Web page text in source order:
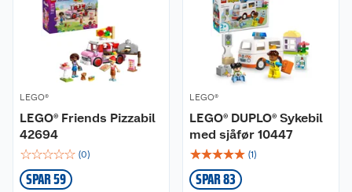
LEGO®
LEGO® Friends Pizzabil
42694
☆☆☆☆☆ (0)
SPAR 59
LEGO®
LEGO® DUPLO® Sykebil
med sjåfør 10447
☆☆☆☆☆ (1)
SPAR 83